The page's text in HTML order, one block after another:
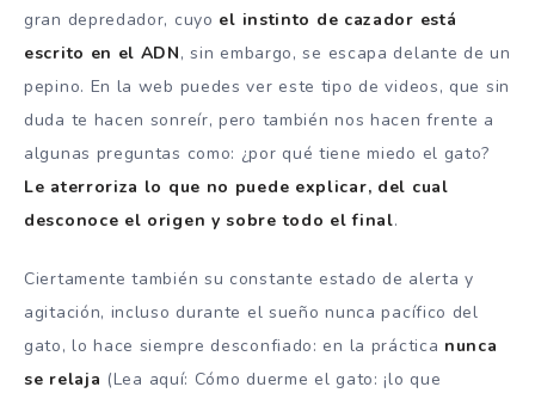
gran depredador, cuyo el instinto de cazador está
escrito en el ADN, sin embargo, se escapa delante de un
pepino. En la web puedes ver este tipo de videos, que sin
duda te hacen sonreír, pero también nos hacen frente a
algunas preguntas como: ¿por qué tiene miedo el gato?
Le aterroriza lo que no puede explicar, del cual
desconoce el origen y sobre todo el final.
Ciertamente también su constante estado de alerta y
agitación, incluso durante el sueño nunca pacífico del
gato, lo hace siempre desconfiado: en la práctica nunca
se relaja (Lea aquí: Cómo duerme el gato: ¡lo que